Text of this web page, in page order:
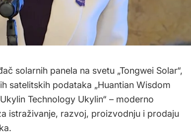
solarnih panela na svetu „Tongwei Solar“,
satelitskih podataka „Huantian Wisdom
Technology Ukylin“ – moderno
istraživanje, razvoj, proizvodnju i prodaju